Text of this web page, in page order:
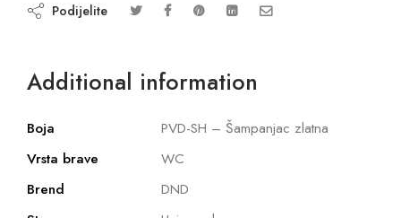
Podijelite
Additional information
Boja
PVD-SH – Šampanjac zlatna
Vrsta brave
WC
Brend
DND